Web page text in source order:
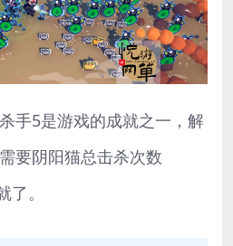
手5是游戏的成就之一，解
要阴阳猫总击杀次数
。